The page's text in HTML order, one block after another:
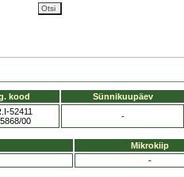
kood Sünnikuupäev
52411
00
-
Mikrokiip
-